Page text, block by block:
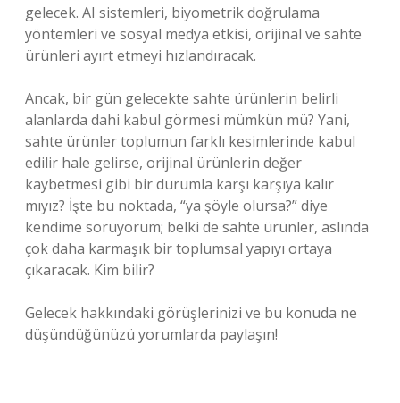
gelecek. AI sistemleri, biyometrik doğrulama
yöntemleri ve sosyal medya etkisi, orijinal ve sahte
ürünleri ayırt etmeyi hızlandıracak.
Ancak, bir gün gelecekte sahte ürünlerin belirli
alanlarda dahi kabul görmesi mümkün mü? Yani,
sahte ürünler toplumun farklı kesimlerinde kabul
edilir hale gelirse, orijinal ürünlerin değer
kaybetmesi gibi bir durumla karşı karşıya kalır
mıyız? İşte bu noktada, “ya şöyle olursa?” diye
kendime soruyorum; belki de sahte ürünler, aslında
çok daha karmaşık bir toplumsal yapıyı ortaya
çıkaracak. Kim bilir?
Gelecek hakkındaki görüşlerinizi ve bu konuda ne
düşündüğünüzü yorumlarda paylaşın!